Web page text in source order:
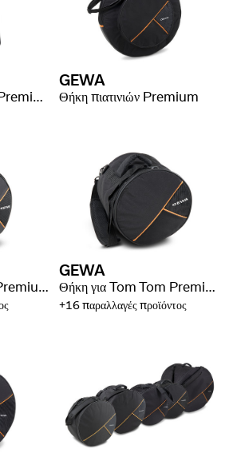
Θήκη για μπαγκέτες Premium
GEWA
Θήκη πιατινιών Premium
Θήκη για ταμπούρο Premium
GEWA
Θήκη για Tom Tom Premium
+16 παραλλαγές προϊόντος